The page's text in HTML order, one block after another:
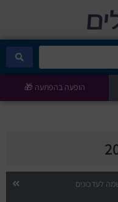
הופעה בהפתעה 🎁
לעדכונים